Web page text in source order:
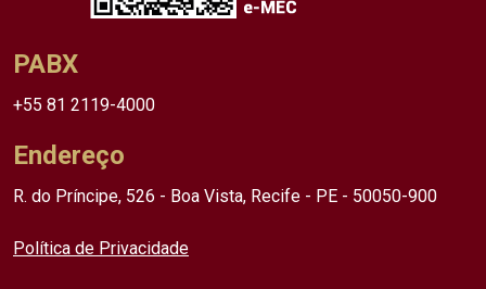
PABX
+55 81 2119-4000
Endereço
R. do Príncipe, 526 - Boa Vista, Recife - PE - 50050-900
Política de Privacidade